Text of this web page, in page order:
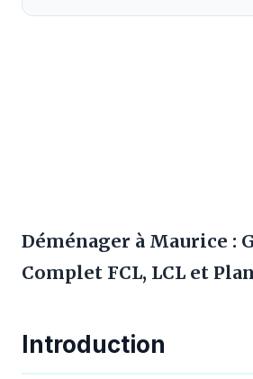
Déménager à Maurice :
Complet FCL, LCL et
Introduction